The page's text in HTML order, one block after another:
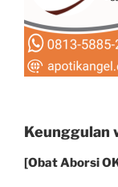
Keunggulan
[Obat Aborsi